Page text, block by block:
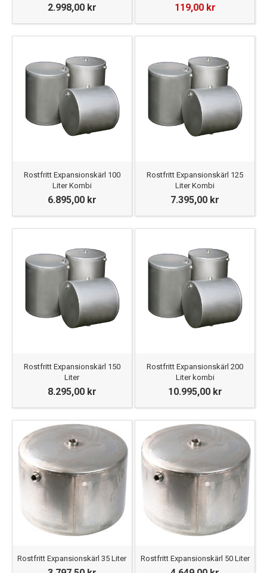
2.998,00 kr 119,00 kr
Rostfritt Expansionskärl 100
Liter Kombi
6.895,00 kr
Rostfritt Expansionskärl 125
Liter Kombi
7.395,00 kr
Rostfritt Expansionskärl 150
Liter
8.295,00 kr
Rostfritt Expansionskärl 200
Liter kombi
10.995,00 kr
Rostfritt Expansionskärl 35 Liter Rostfritt Expansionskärl 50 Liter